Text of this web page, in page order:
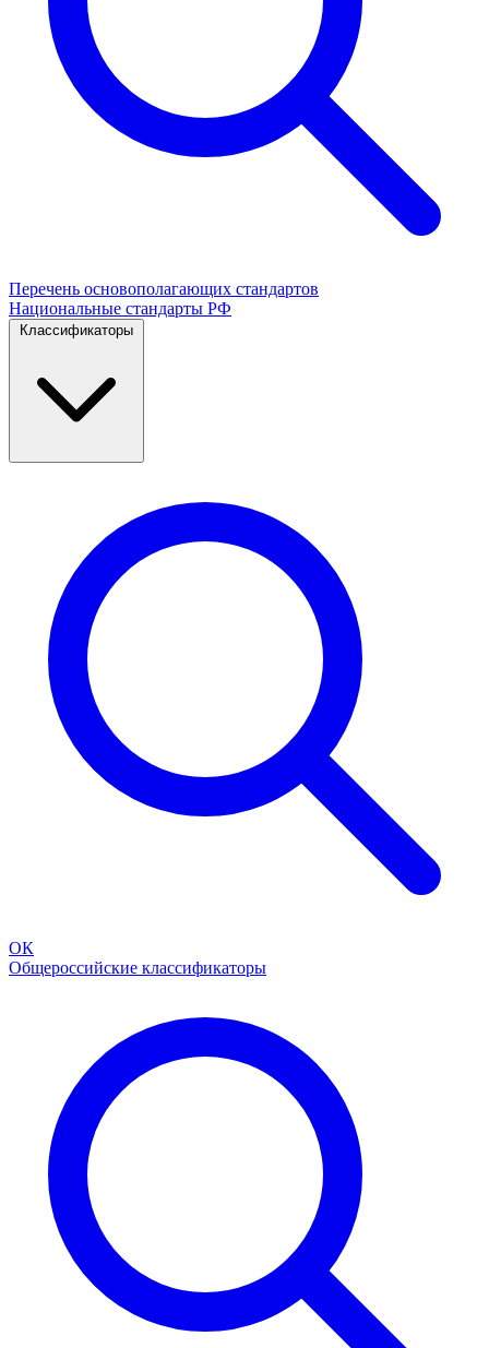
Перечень основополагающих стандартов
Национальные стандарты РФ
Классификаторы
ОК
Общероссийские классификаторы